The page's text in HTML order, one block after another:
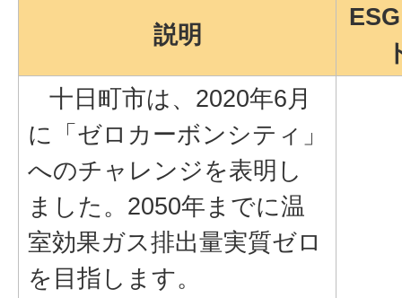
説明
十日町市は、2020年6月
に「ゼロカーボンシティ」
へのチャレンジを表明し
ました。2050年までに温
室効果ガス排出量実質ゼロ
を目指します。